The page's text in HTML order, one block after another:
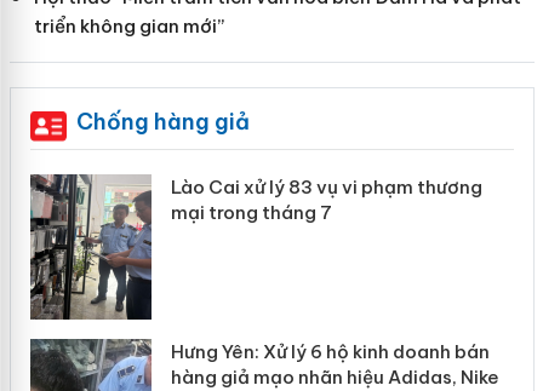
triển không gian mới”
Chống hàng giả
Lào Cai xử lý 83 vụ vi phạm thương
mại trong tháng 7
Hưng Yên: Xử lý 6 hộ kinh doanh bán
hàng giả mạo nhãn hiệu Adidas, Nike